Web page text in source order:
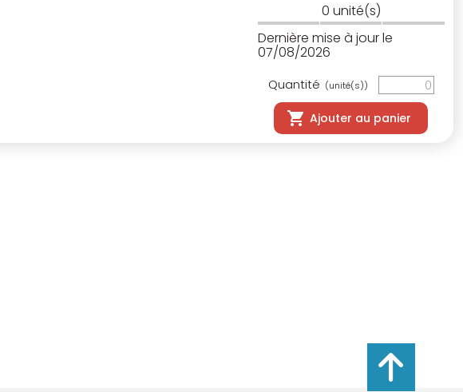
0 unité(s)
Dernière mise à jour le
07/08/2026
Quantité (unité(s))
Ajouter au panier